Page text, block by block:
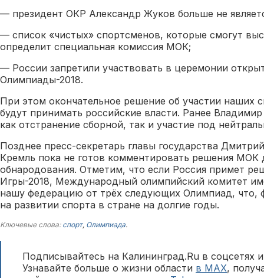
— президент ОКР Александр Жуков больше не
— список «чистых» спортсменов, которые смогут
определит специальная комиссия МОК;
— России запретили участвовать в церемонии
Олимпиады-2018.
При этом окончательное решение об участии наших
будут принимать российские власти. Ранее
как отстранение сборной, так и участие под
Позднее пресс-секретарь главы государства
Кремль пока не готов комментировать решения МОК
обнародования. Отметим, что если Россия примет
Игры-2018, Международный олимпийский комитет
нашу федерацию от трёх следующих Олимпиад, что,
на развитии спорта в стране на долгие годы.
Ключевые слова: спорт, Олимпиада.
Подписывайтесь на Калининград.Ru в соцсетях
Узнавайте больше о жизни области в MAX,